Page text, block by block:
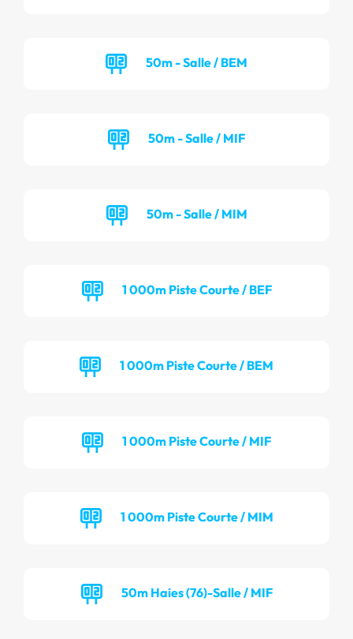
50m - Salle / BEM
50m - Salle / MIF
50m - Salle / MIM
1 000m Piste Courte / BEF
1 000m Piste Courte / BEM
1 000m Piste Courte / MIF
1 000m Piste Courte / MIM
50m Haies (76)-Salle / MIF